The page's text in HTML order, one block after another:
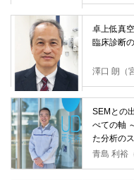
卓上低真
臨床診断
澤口 朗（
SEMとの
べての軸
た分析の
青島 利裕